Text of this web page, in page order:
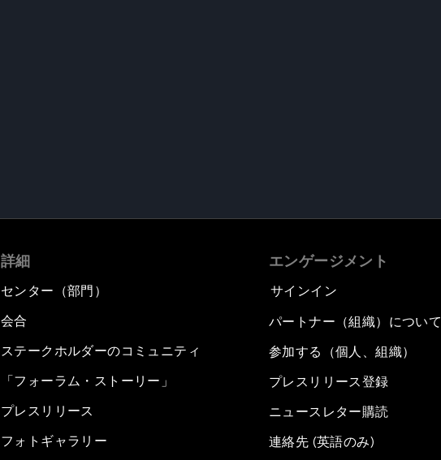
詳細
センター（部門）
会合
ステークホルダーのコミュニティ
「フォーラム・ストーリー」
プレスリリース
フォトギャラリー
エンゲージメント
サインイン
パートナー（組織）について
参加する（個人、組織）
プレスリリース登録
ニュースレター購読
連絡先 (英語のみ)